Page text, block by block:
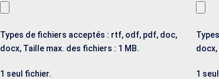
Types de fichiers acceptés : rtf, odf, pdf, doc,
docx, Taille max. des fichiers : 1 MB.
1 seul fichier.
docx,
1